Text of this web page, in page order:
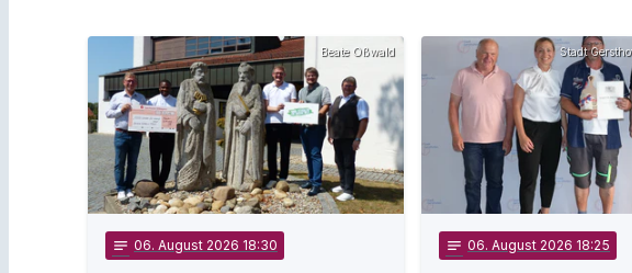
Beate Oßwald
notes 06. August 2026 18:30
Stadt
notes 06. August 2026 18:25